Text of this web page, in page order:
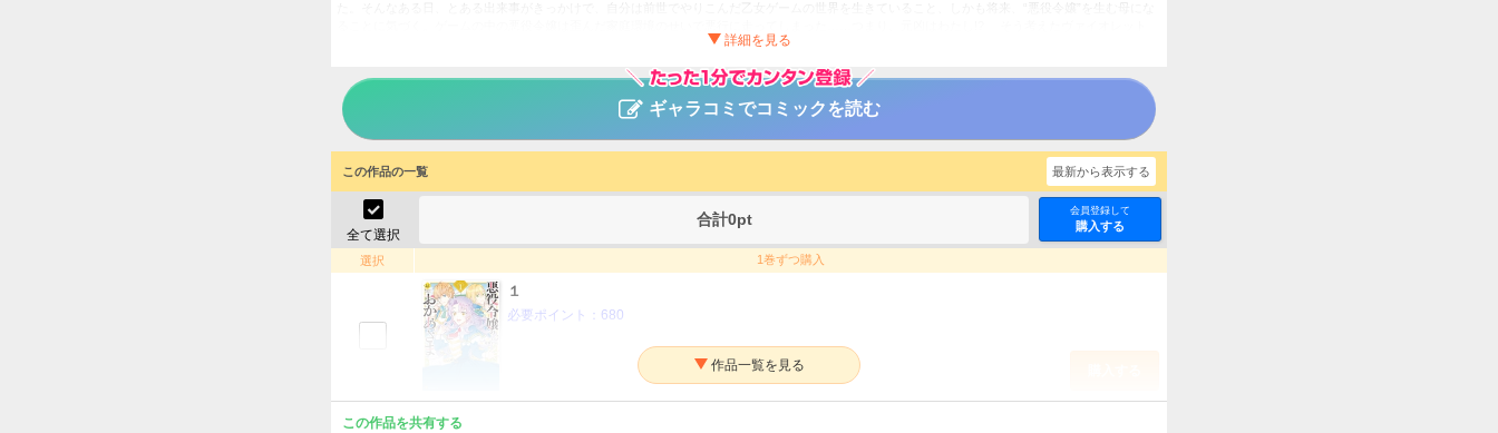
た。そんなある日、とある出来事がきっかけで、自分は前世でやりこんだ乙女ゲームの世界を生きていること、しかも将来、“悪役令嬢”を生む母にな
タイトル 悪役令嬢のおかあさま
掲載誌
出版社
ギャラコミでコミックを読む
この作品の一覧
全て選択
合計0pt 会員登録して
購入する
選択 1巻ずつ購入
最新から表示する
１
必要ポイント： 680
この作品を共有する